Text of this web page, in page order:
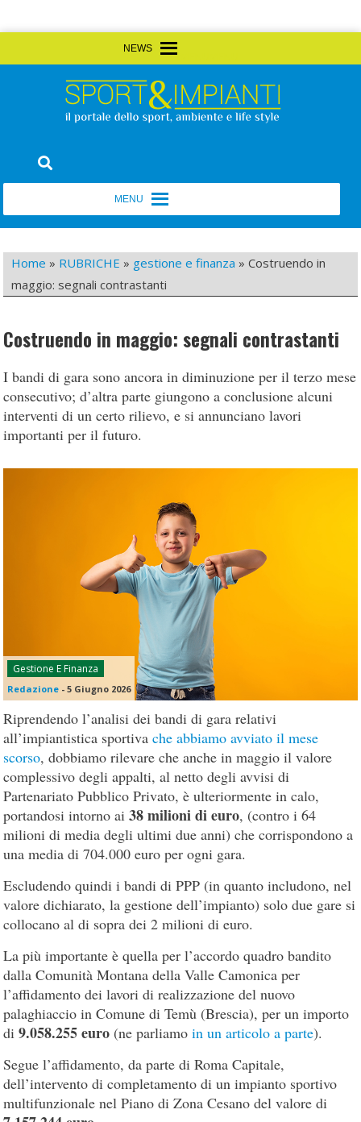
to
Sport&Impianti
Home » RUBRICHE » gestione e finanza »Costruendo in
maggio: segnali contrastanti
Costruendo in maggio: segnali contrastanti
I bandi di gara sono ancora in diminuzione per il terzo mese
consecutivo; d’altra parte giungono a conclusione alcuni
interventi di un certo rilievo, e si annunciano lavori
importanti per il futuro.
Gestione E Finanza
Redazione -5 Giugno 2026
Riprendendo l’analisi dei bandi di gara relativi
all’impiantistica sportiva che abbiamo avviato il mese
scorso, dobbiamo rilevare che anche in maggio il valore
complessivo degli appalti, al netto degli avvisi di
Partenariato Pubblico Privato, è ulteriormente in calo,
portandosi intorno ai38 milioni di euro, (contro i 64
milioni di media degli ultimi due anni) che corrispondono a
una media di 704.000 euro per ogni gara.
Escludendo quindi i bandi di PPP (in quanto includono, nel
valore dichiarato, la gestione dell’impianto) solo due gare si
collocano al di sopra dei 2 milioni di euro.
La più importante è quella per l’accordo quadro bandito
dalla Comunità Montana della Valle Camonica per
l’affidamento dei lavori di realizzazione del nuovo
palaghiaccio in Comune di Temù (Brescia), per un importo
di9.058.255 euro (ne parliamo in un articolo a parte).
Segue l’affidamento, da parte di Roma Capitale,
dell’intervento di completamento di un impianto sportivo
multifunzionale nel Piano di Zona Cesano del valore di